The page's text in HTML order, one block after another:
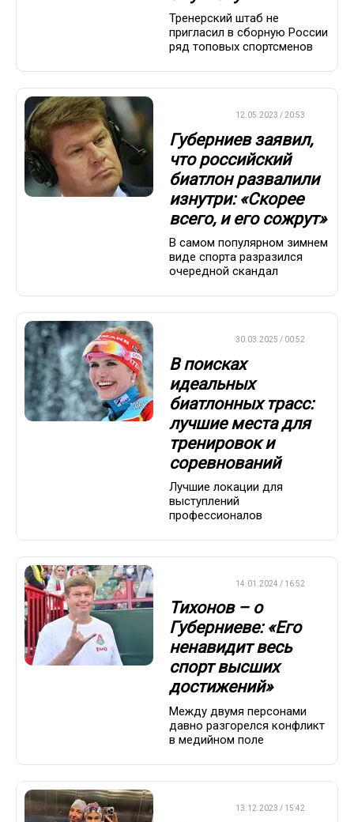
Тренерский штаб не
пригласил в сборную России
ряд топовых спортсменов
12.05.2023 / 20:53
Губерниев заявил,
что российский
биатлон развалили
изнутри: «Скорее
всего, и его сожрут»
В самом популярном зимнем
виде спорта разразился
очередной скандал
30.03.2025 / 00:52
В поисках
идеальных
биатлонных трасс:
лучшие места для
тренировок и
соревнований
Лучшие локации для
выступлений
профессионалов
14.01.2024 / 16:52
Тихонов – о
Губерниеве: «Его
ненавидит весь
спорт высших
достижений»
Между двумя персонами
давно разгорелся конфликт
в медийном поле
13.12.2023 / 15:42